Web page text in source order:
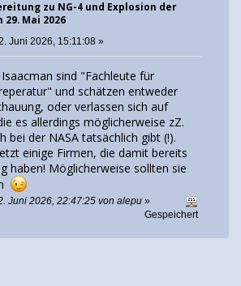
zu NG-4 und Explosion der
29. Mai 2026
Juni 2026, 15:11:08 »
sind "Fachleute für
und schätzen entweder
oder verlassen sich auf
es allerdings möglicherweise zZ.
bei der NASA tatsächlich gibt (!).
einige Firmen, die damit bereits
haben! Möglicherweise sollten sie
Juni 2026, 22:47:25 von alepu »
Gespeichert